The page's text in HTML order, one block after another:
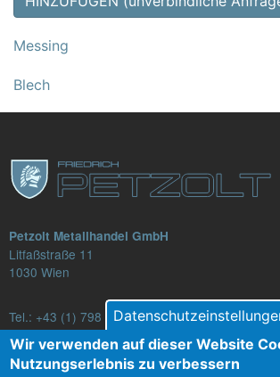
Messing
Blech
Petzolt Metallhandel GmbH
Litfaßstraße 11
1030 Wien
Tel.: +43 (1) 798 82 88-16
E-Mail: verkauf@petzolt.at
Wir verwenden auf dieser Website
Nutzungserlebnis zu verbessern